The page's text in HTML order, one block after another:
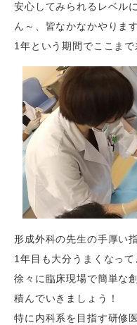
安心してみられるレベル
ん～、皆なかなかやります
1年という期間でここまで
形成外科の先生の手厚い
1年目も大分うまくなって
徐々に臨床現場で簡単な
積んでいきましょう！
特に内科系を目指す研修